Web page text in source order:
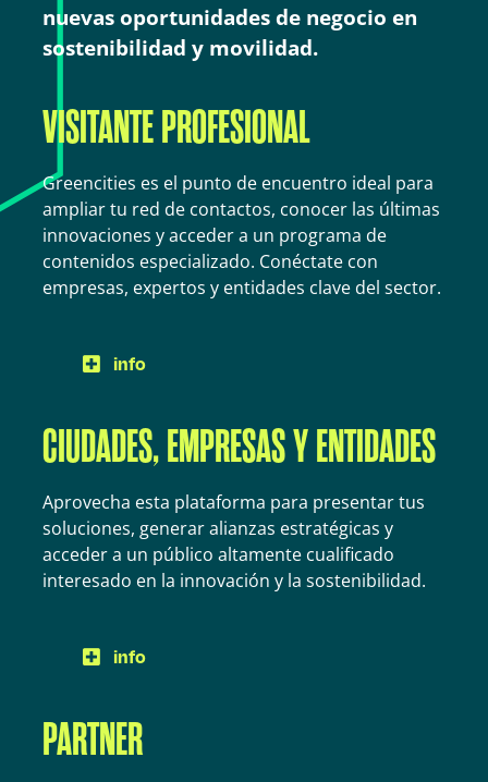
nuevas oportunidades de negocio en
sostenibilidad y movilidad.
VISITANTE PROFESIONAL
Greencities es el punto de encuentro ideal para
ampliar tu red de contactos, conocer las últimas
innovaciones y acceder a un programa de
contenidos especializado. Conéctate con
empresas, expertos y entidades clave del sector.
info
CIUDADES, EMPRESAS Y ENTIDADES
Aprovecha esta plataforma para presentar tus
soluciones, generar alianzas estratégicas y
acceder a un público altamente cualificado
interesado en la innovación y la sostenibilidad.
info
PARTNER